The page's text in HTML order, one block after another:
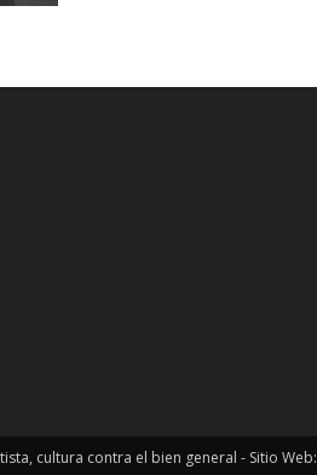
cultura contra el bien general - Sitio Web: